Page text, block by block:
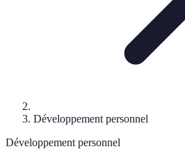
Développement personnel
Développement personnel